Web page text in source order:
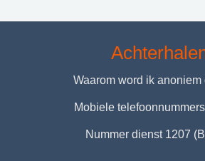
Waarom word ik
Mobiele
Nummer dienst 1207